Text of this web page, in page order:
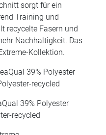
sorgt für ein
Training und
recycelte Fasern und
Nachhaltigkeit. Das
Kollektion.
39% Polyester
recycled
39% Polyester
recycled